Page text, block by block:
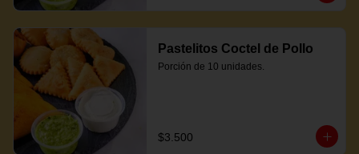
Pastelitos Coctel de Pollo
Porción de 10 unidades.
$3.500